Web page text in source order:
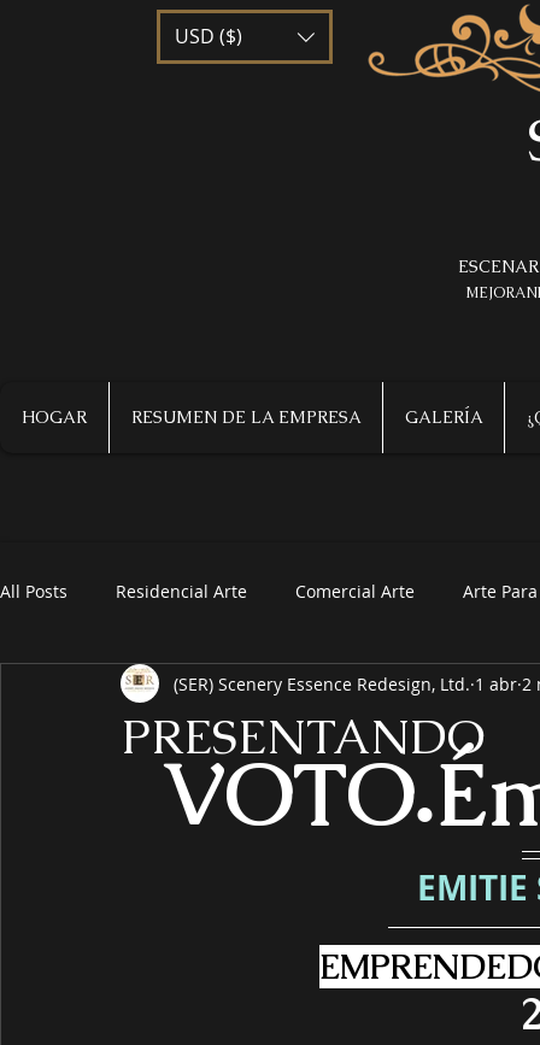
USD ($)
HOGAR RESUMEN DE LA EMPRESA GALERÍA
All Posts Residencial Arte Comercial Arte Arte
PRESENTANDO
(SER) Scenery Essence Redesign, Ltd. 1 abr 2
VOTO●
EMITIE